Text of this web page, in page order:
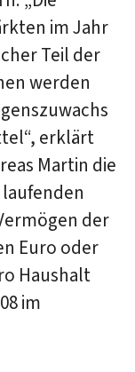
im Jahr
Teil der
werden
erklärt
Martin die
der
Euro oder
Haushalt
im